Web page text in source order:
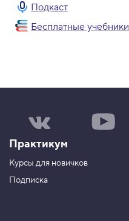
Подкаст
Бесплатные учебники
а
а
р
у
Н
а
Практикум
Курсы для новичков
Подписка